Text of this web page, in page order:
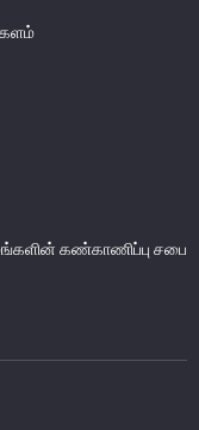
துறை
கண்காணிப்பு சபை